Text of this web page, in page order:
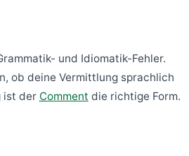
und Idiomatik-Fehler.
ob deine Vermittlung sprachlich
ist der Comment die richtige Form.